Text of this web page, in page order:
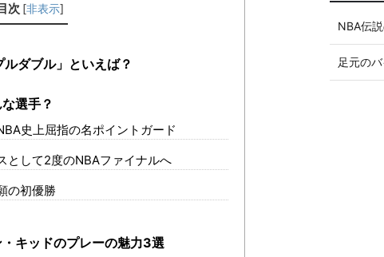
次 [非表示]
ダブル」といえば？
選手？
史上屈指の名ポイントガード
として2度のNBAファイナルへ
の初優勝
・キッドのプレーの魅力3選
NBA伝
足元の